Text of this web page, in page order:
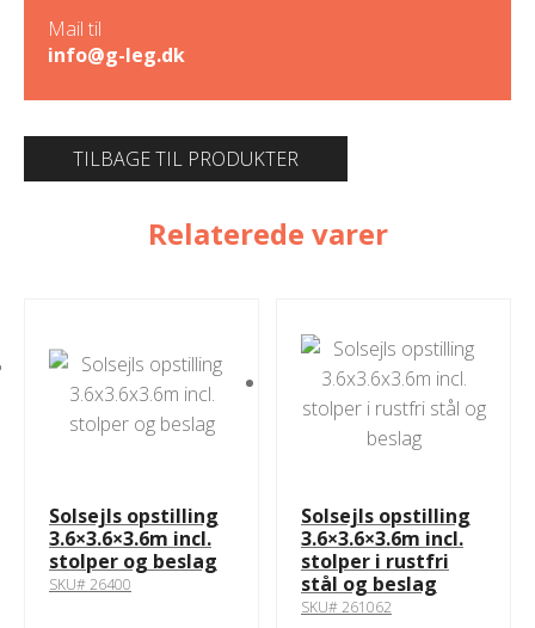
Mail til
info@g-leg.dk
TILBAGE TIL PRODUKTER
Relaterede varer
Solsejls opstilling
3.6×3.6×3.6m incl.
stolper og beslag
SKU# 26400
Solsejls opstilling
3.6×3.6×3.6m incl.
stolper i rustfri
stål og beslag
SKU# 261062